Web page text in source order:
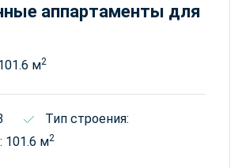
аппартаменты для
м2
Тип строения:
101.6 м2